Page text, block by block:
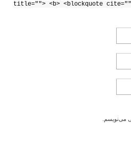
title=""> <b> <blockquote
می‌نویسم.